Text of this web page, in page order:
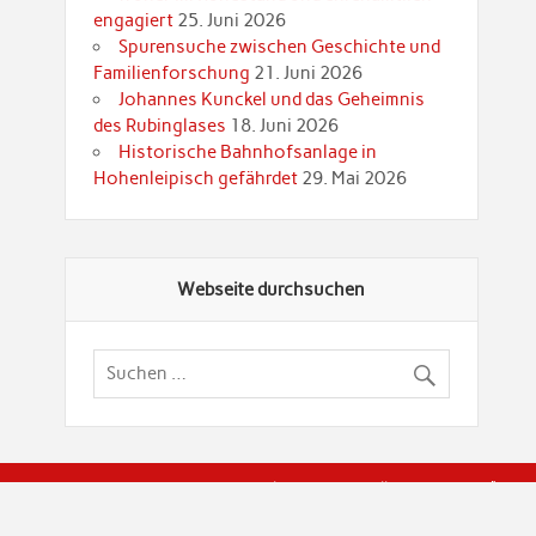
engagiert 25. Juni 2026
Spurensuche zwischen Geschichte und
Familienforschung 21. Juni 2026
Johannes Kunckel und das Geheimnis
des Rubinglases 18. Juni 2026
Historische Bahnhofsanlage in
Hohenleipisch gefährdet 29. Mai 2026
Webseite durchsuchen
© Brandenburgische Genealogische Gesellschaft (BGG)